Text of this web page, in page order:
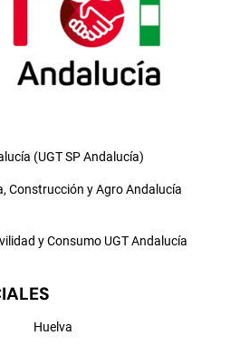
(UGT SP Andalucía)
Construcción y Agro Andalucía
y Consumo UGT Andalucía
Huelva